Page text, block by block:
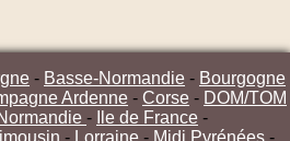
- Basse-Normandie - Bourgogne
Ardenne - Corse - DOM/TOM
- Ile de France -
- Lorraine - Midi Pyrénées -